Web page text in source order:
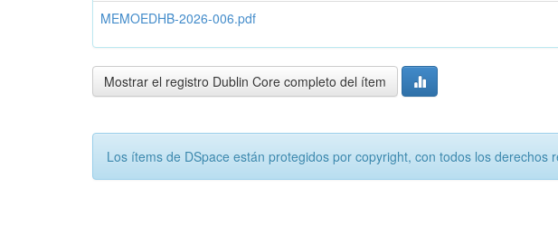
MEMOEDHB-2026-006.pdf
Mostrar el registro Dublin Core completo del ítem
Los ítems de DSpace están protegidos por copyright, con todos los derechos